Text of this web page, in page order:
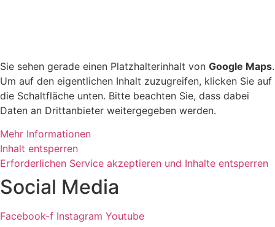
Sie sehen gerade einen Platzhalterinhalt von Google Maps.
Um auf den eigentlichen Inhalt zuzugreifen, klicken Sie auf
die Schaltfläche unten. Bitte beachten Sie, dass dabei
Daten an Drittanbieter weitergegeben werden.
Mehr Informationen
Inhalt entsperren
Erforderlichen Service akzeptieren und Inhalte entsperren
Social Media
Facebook-f Instagram Youtube